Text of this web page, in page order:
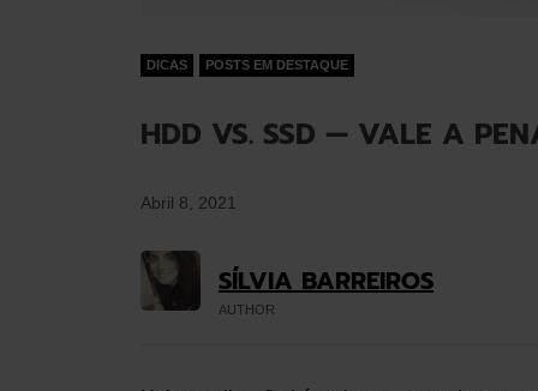
DICAS POSTS EM DESTAQUE
HDD VS. SSD — VALE A
Abril 8, 2021
SÍLVIA BARREIROS
AUTHOR